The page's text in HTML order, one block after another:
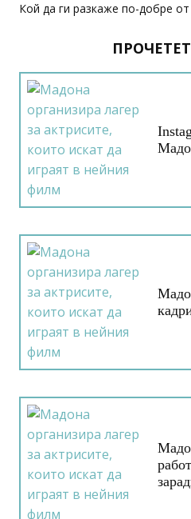
Кой да ги разкаже по-добре